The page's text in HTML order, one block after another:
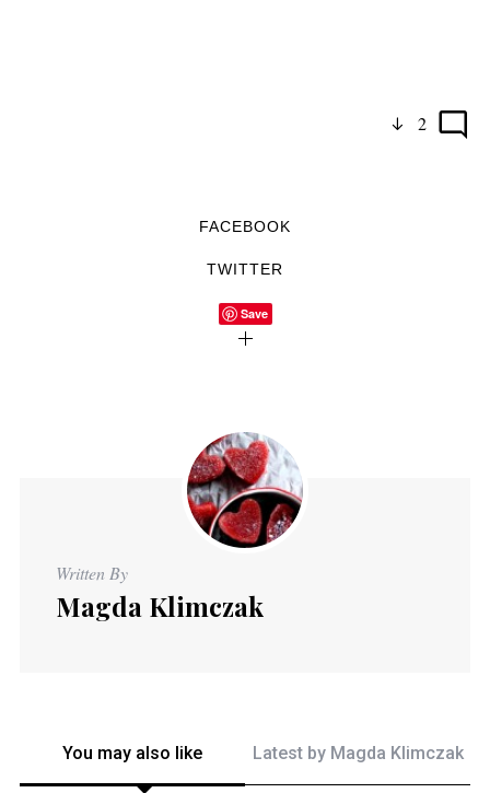
2
FACEBOOK
TWITTER
Save
Written By
Magda Klimczak
You may also like Latest by Magda Klimczak